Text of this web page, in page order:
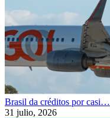
Brasil da créditos por casi…
31 julio, 2026